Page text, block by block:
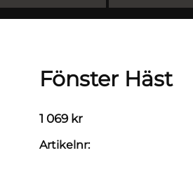
Fönster Häst
1 069kr
Artikelnr